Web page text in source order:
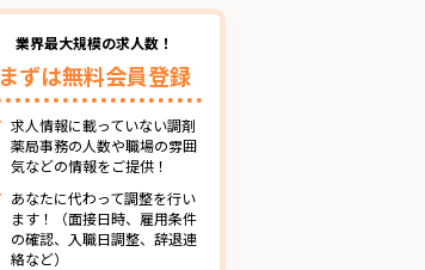
業界最大規模の求人数！
まずは無料会員登録
求人情報に載っていない調剤
薬局事務の人数や職場の雰囲
気などの情報をご提供！
あなたに代わって調整を行い
ます！（面接日時、雇用条件
の確認、入職日調整、辞退連
絡など）